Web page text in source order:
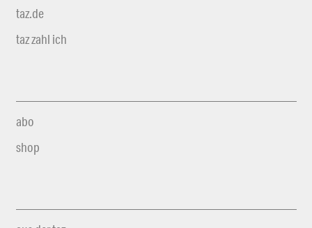
taz.de
taz zahl ich
abo
shop